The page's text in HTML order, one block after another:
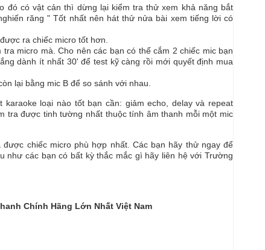
đó có vật cản thì dừng lại kiểm tra thử xem khả năng bắt
răng " Tốt nhất nên hát thử nửa bài xem tiếng lời có
ra chiếc micro tốt hơn.
micro mà. Cho nên các bạn có thể cắm 2 chiếc mic bạn
dành ít nhất 30' để test kỹ càng rồi mới quyết định mua
lại bằng mic B để so sánh với nhau.
loại nào tốt bạn cần: giảm echo, delay và repeat
tra được tinh tường nhất thuộc tính âm thanh mỗi một mic
chiếc micro phù hợp nhất. Các bạn hãy thử ngay để
như các bạn có bất kỳ thắc mắc gì hãy liên hệ với Trường
Chính Hãng Lớn Nhất Việt Nam